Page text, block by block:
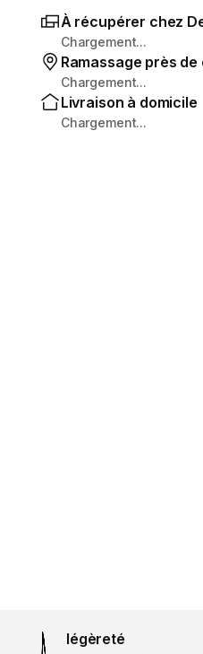
À récupérer chez
Chargement...
Ramassage près
Chargement...
Livraison à domicile
Chargement...
légèreté